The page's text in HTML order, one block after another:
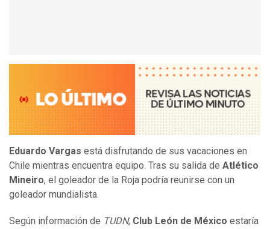
Eduardo Vargas está disfrutando de sus vacaciones en
Chile mientras encuentra equipo. Tras su salida de Atlético
Mineiro, el goleador de la Roja podría reunirse con un
goleador mundialista.
Según información de TUDN, Club León de México estaría